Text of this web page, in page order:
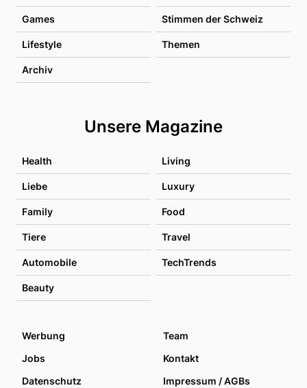
Games Stimmen der Schweiz
Lifestyle Themen
Archiv
Unsere Magazine
Health Living
Liebe Luxury
Family Food
Tiere Travel
Automobile TechTrends
Beauty
Werbung
Team
Jobs
Kontakt
Datenschutz
Impressum / AGBs